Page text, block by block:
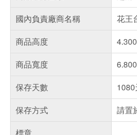
國內負責廠商名稱
花王
商品高度
商品寬度
保存天數
1080
保存方式
請置